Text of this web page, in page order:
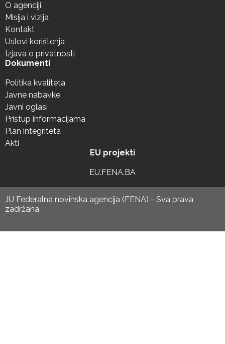
O agenciji
Misija i vizija
Kontakt
Uslovi korištenja
Izjava o privatnosti
Dokumenti
Politika kvaliteta
Javne nabavke
Javni oglasi
Pristup informacijama
Plan integriteta
Akti
EU projekti
EU.FENA.BA
JU Federalna novinska agencija (FENA) - Sva prava
zadržana